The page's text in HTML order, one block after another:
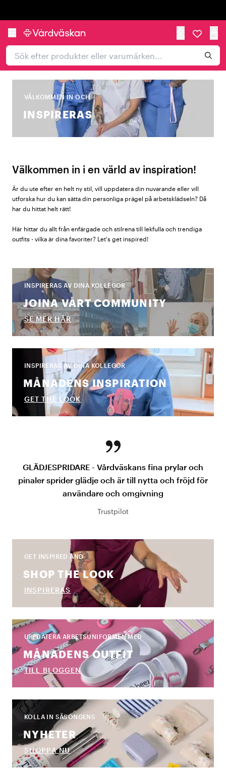
VÄLKOMMEN IN OCH
INSPIRERAS
Välkommen in i en värld av inspiration!
Är du ute efter en helt ny stil, vill uppdatera din nuvarande eller vill
utforska hur du kan sätta din personliga prägel på arbetsklädseln? Då
har du hittat helt rätt!
Här hittar du allt från enfärgade och stilrena till lekfulla och trendiga
outfits - vilka är dina favoriter? Let's get inspired!
INSPIRERAS AV DINA KOLLEGOR
JOINA VÅRT COMMUNITY
SE MER HÄR
INSPIRERAS AV DINA KOLLEGOR
MÅNADENS INSPIRATION
GET THE LOOK
GLÄDJESPRIDARE - Vårdväskans fina prylar och
pinaler sprider glädje och är till nytta och fröjd för
användare och omgivning
Trustpilot
GET INSPIRED AND
SHOP THE LOOK
INSPIRERAS
UPPDATERA ARBETSUNIFORMEN MED
MÅNADENS OUTFIT
TILL BLOGGEN
KOLLA IN SÄSONGENS
NYHETER
SHOPPA NU